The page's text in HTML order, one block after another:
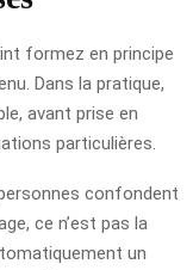
formez en principe
Dans la pratique,
avant prise en
particulières.
confondent
ce n’est pas la
un